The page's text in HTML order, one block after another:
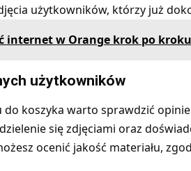
użytkowników, którzy już
internet w Orange krok po
użytkowników
koszyka warto sprawdzić
się zdjęciami oraz
ocenić jakość materiału,